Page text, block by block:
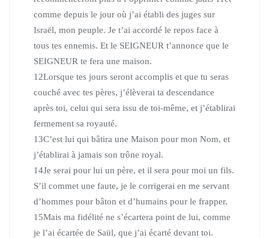
comme depuis le jour où j’ai établi des juges sur
Israël, mon peuple. Je t’ai accordé le repos face à
tous tes ennemis. Et le SEIGNEUR t’annonce que le
SEIGNEUR te fera une maison.
12Lorsque tes jours seront accomplis et que tu seras
couché avec tes pères, j’élèverai ta descendance
après toi, celui qui sera issu de toi-même, et j’établirai
fermement sa royauté.
13C’est lui qui bâtira une Maison pour mon Nom, et
j’établirai à jamais son trône royal.
14Je serai pour lui un père, et il sera pour moi un fils.
S’il commet une faute, je le corrigerai en me servant
d’hommes pour bâton et d’humains pour le frapper.
15Mais ma fidélité ne s’écartera point de lui, comme
je l’ai écartée de Saül, que j’ai écarté devant toi.